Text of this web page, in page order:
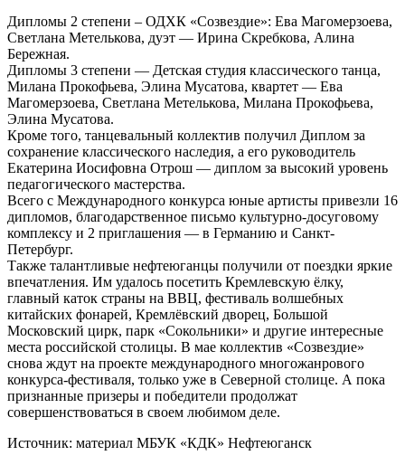
Дипломы 2 степени – ОДХК «Созвездие»: Ева Магомерзоева,
Светлана Метелькова, дуэт — Ирина Скребкова, Алина
Бережная.
Дипломы 3 степени — Детская студия классического танца,
Милана Прокофьева, Элина Мусатова, квартет — Ева
Магомерзоева, Светлана Метелькова, Милана Прокофьева,
Элина Мусатова.
Кроме того, танцевальный коллектив получил Диплом за
сохранение классического наследия, а его руководитель
Екатерина Иосифовна Отрош — диплом за высокий уровень
педагогического мастерства.
Всего с Международного конкурса юные артисты привезли 16
дипломов, благодарственное письмо культурно-досуговому
комплексу и 2 приглашения — в Германию и Санкт-
Петербург.
Также талантливые нефтеюганцы получили от поездки яркие
впечатления. Им удалось посетить Кремлевскую ёлку,
главный каток страны на ВВЦ, фестиваль волшебных
китайских фонарей, Кремлёвский дворец, Большой
Московский цирк, парк «Сокольники» и другие интересные
места российской столицы. В мае коллектив «Созвездие»
снова ждут на проекте международного многожанрового
конкурса-фестиваля, только уже в Северной столице. А пока
признанные призеры и победители продолжат
совершенствоваться в своем любимом деле.
Источник: материал МБУК «КДК» Нефтеюганск